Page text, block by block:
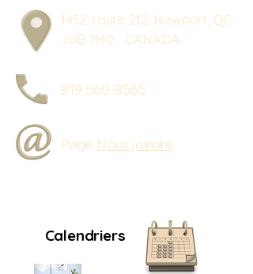
1452, route 212, Newport, QC
J0B 1M0 CANADA
819 560-8565
Page Nous joindre
Calendriers